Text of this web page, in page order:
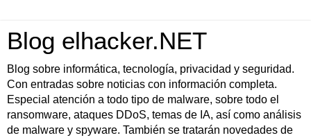
Blog elhacker.NET
Blog sobre informática, tecnología, privacidad y seguridad.
Con entradas sobre noticias con información completa.
Especial atención a todo tipo de malware, sobre todo el
ransomware, ataques DDoS, temas de IA, así como análisis
de malware y spyware. También se tratarán novedades de